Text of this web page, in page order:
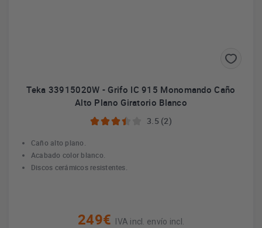
Teka 33915020W - Grifo IC 915 Monomando Caño
Alto Plano Giratorio Blanco
3.5 (2)
Caño alto plano.
Acabado color blanco.
Discos cerámicos resistentes.
249€ IVA incl. envío incl.